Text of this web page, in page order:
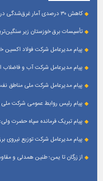
کاهش ۳۰ درصدی آمار غرق‌شدگی در خوزستان طی سه سال گذشته
تأسیسات برق خوزستان زیر
پیام مدیرعامل شرکت فولاد اکسین
پیام مدیرعامل شرکت آب و فاضلاب
پیام مدیرعامل شركت ملی مناطق
پیام رئیس روابط عمومی شركت
پیام تبریک فرمانده سپاه حضرت
پیام مدیرعامل شرکت توزیع نیروی
از زرگان تا یمن؛ طنین همدلی و